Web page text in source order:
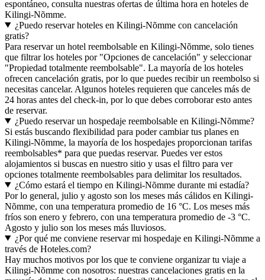
espontáneo, consulta nuestras ofertas de última hora en hoteles de
Kilingi-Nõmme.
¿Puedo reservar hoteles en Kilingi-Nõmme con cancelación
gratis?
Para reservar un hotel reembolsable en Kilingi-Nõmme, solo tienes
que filtrar los hoteles por "Opciones de cancelación" y seleccionar
"Propiedad totalmente reembolsable". La mayoría de los hoteles
ofrecen cancelación gratis, por lo que puedes recibir un reembolso si
necesitas cancelar. Algunos hoteles requieren que canceles más de
24 horas antes del check-in, por lo que debes corroborar esto antes
de reservar.
¿Puedo reservar un hospedaje reembolsable en Kilingi-Nõmme?
Si estás buscando flexibilidad para poder cambiar tus planes en
Kilingi-Nõmme, la mayoría de los hospedajes proporcionan tarifas
reembolsables* para que puedas reservar. Puedes ver estos
alojamientos si buscas en nuestro sitio y usas el filtro para ver
opciones totalmente reembolsables para delimitar los resultados.
¿Cómo estará el tiempo en Kilingi-Nõmme durante mi estadía?
Por lo general, julio y agosto son los meses más cálidos en Kilingi-
Nõmme, con una temperatura promedio de 16 °C. Los meses más
fríos son enero y febrero, con una temperatura promedio de -3 °C.
Agosto y julio son los meses más lluviosos.
¿Por qué me conviene reservar mi hospedaje en Kilingi-Nõmme a
través de Hoteles.com?
Hay muchos motivos por los que te conviene organizar tu viaje a
Kilingi-Nõmme con nosotros: nuestras cancelaciones gratis en la